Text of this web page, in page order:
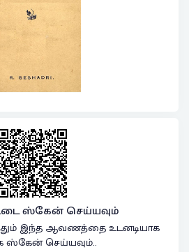
ஸ்கேன் செய்யவும்
இந்த ஆவணத்தை உடனடியாக
செய்யவும்..